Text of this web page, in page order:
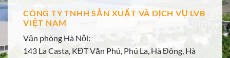
CÔNG TY TNHH SẢN XUẤT VÀ DỊCH VỤ LVB
VIỆT NAM
Văn phòng Hà Nội:
143 La Casta, KĐT Văn Phú, Phú La, Hà Đông, Hà